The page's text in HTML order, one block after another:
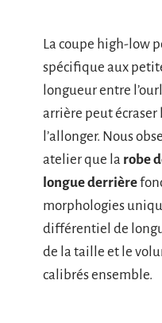
La coupe high-low
spécifique aux
longueur entre
arrière peut
l’allonger. Nous
atelier que la robe
longue derrière
morphologies
différentiel de
de la taille et le
calibrés ensemble.